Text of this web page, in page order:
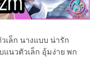
เล็ก นางแบบ น่ารัก
แนวตัวเล็ก อุ้มง่าย พก